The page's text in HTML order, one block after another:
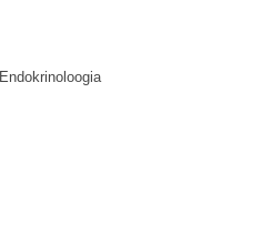
Endokrinoloogia